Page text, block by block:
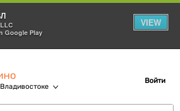
Google Play
VIEW
Войти